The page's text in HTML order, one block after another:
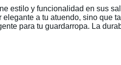
estilo y funcionalidad en sus
a tu atuendo, sino que
para tu guardarropa. La